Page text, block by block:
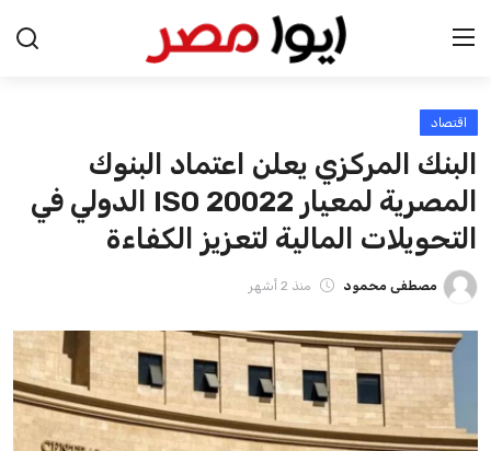
الرئيسية
اخبار مصر
عرب وعالم
اقتصاد
اخبار الرياضة
منوعات
اقتصاد
البنك المركزي يعلن اعتماد البنوك
المصرية لمعيار ISO 20022 الدولي في
التحويلات المالية لتعزيز الكفاءة
مصطفى محمود منذ 2 أشهر